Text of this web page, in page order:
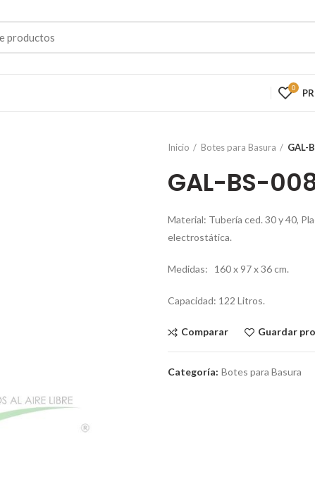
0
Inicio Botes para Basura GAL-
GAL-BS-
Material: Tubería ced. 30 y 40,
electrostática.
Medidas: 160 x 97 x 36 cm.
Capacidad: 122 Litros.
Comparar Guardar
Categoría: Botes para Basura